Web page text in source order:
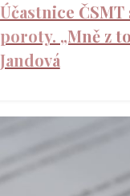
Účastnice
poroty. „Mně z
Jandová